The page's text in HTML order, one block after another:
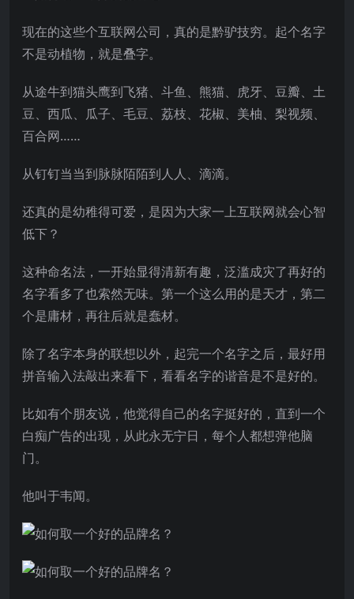
现在的这些个互联网公司，真的是黔驴技穷。起个名字
不是动植物，就是叠字。
从途牛到猫头鹰到飞猪、斗鱼、熊猫、虎牙、豆瓣、土
豆、西瓜、瓜子、毛豆、荔枝、花椒、美柚、梨视频、
百合网……
从钉钉当当到脉脉陌陌到人人、滴滴。
还真的是幼稚得可爱，是因为大家一上互联网就会心智
低下？
这种命名法，一开始显得清新有趣，泛滥成灾了再好的
名字看多了也索然无味。第一个这么用的是天才，第二
个是庸材，再往后就是蠢材。
除了名字本身的联想以外，起完一个名字之后，最好用
拼音输入法敲出来看下，看看名字的谐音是不是好的。
比如有个朋友说，他觉得自己的名字挺好的，直到一个
白痴广告的出现，从此永无宁日，每个人都想弹他脑
门。
他叫于韦闻。